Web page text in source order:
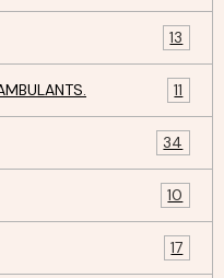
13
11
34
10
17